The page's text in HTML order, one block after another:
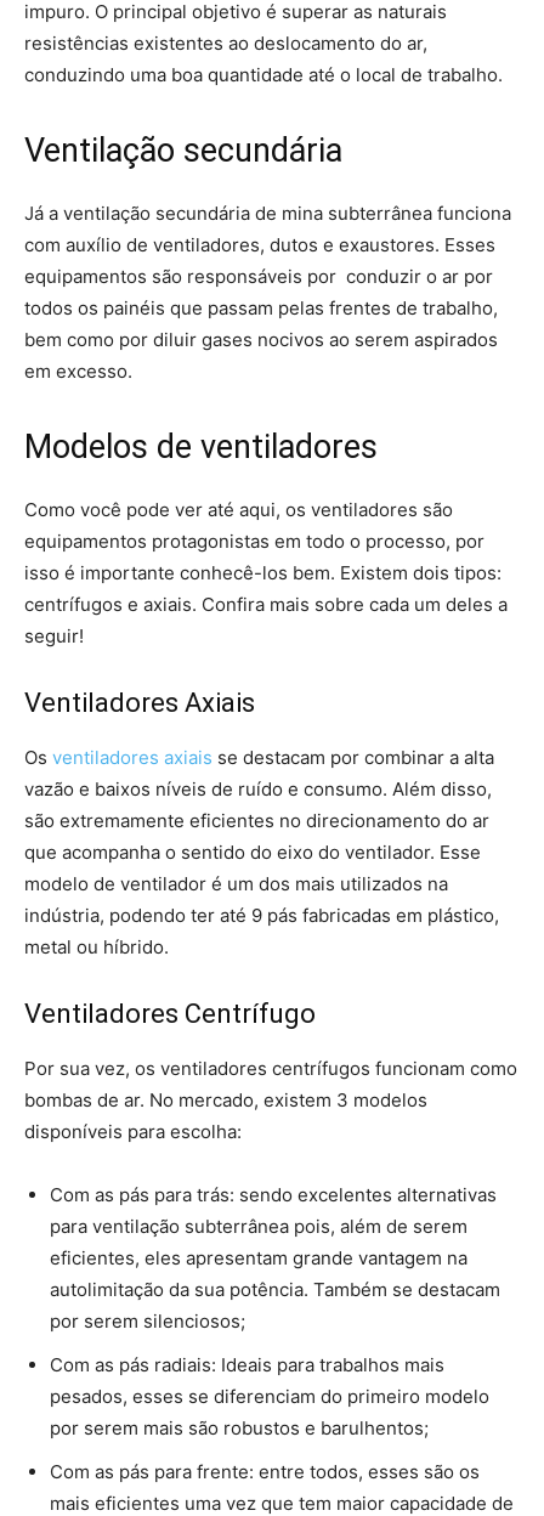
impuro. O principal objetivo é superar as naturais
resistências existentes ao deslocamento do ar,
conduzindo uma boa quantidade até o local de trabalho.
Ventilação secundária
Já a ventilação secundária de mina subterrânea funciona
com auxílio de ventiladores, dutos e exaustores. Esses
equipamentos são responsáveis por conduzir o ar por
todos os painéis que passam pelas frentes de trabalho,
bem como por diluir gases nocivos ao serem aspirados
em excesso.
Modelos de ventiladores
Como você pode ver até aqui, os ventiladores são
equipamentos protagonistas em todo o processo, por
isso é importante conhecê-los bem. Existem dois tipos:
centrífugos e axiais. Confira mais sobre cada um deles a
seguir!
Ventiladores Axiais
Os ventiladores axiais se destacam por combinar a alta
vazão e baixos níveis de ruído e consumo. Além disso,
são extremamente eficientes no direcionamento do ar
que acompanha o sentido do eixo do ventilador. Esse
modelo de ventilador é um dos mais utilizados na
indústria, podendo ter até 9 pás fabricadas em plástico,
metal ou híbrido.
Ventiladores Centrífugo
Por sua vez, os ventiladores centrífugos funcionam como
bombas de ar. No mercado, existem 3 modelos
disponíveis para escolha:
Com as pás para trás: sendo excelentes alternativas
para ventilação subterrânea pois, além de serem
eficientes, eles apresentam grande vantagem na
autolimitação da sua potência. Também se destacam
por serem silenciosos;
Com as pás radiais: Ideais para trabalhos mais
pesados, esses se diferenciam do primeiro modelo
por serem mais são robustos e barulhentos;
Com as pás para frente: entre todos, esses são os
mais eficientes uma vez que tem maior capacidade de